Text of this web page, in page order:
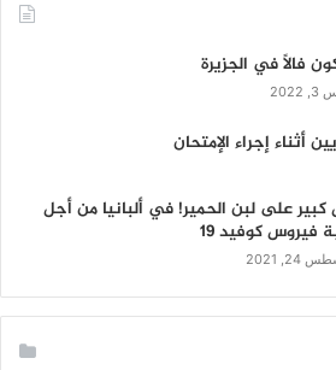
فالاً في الجزيرة
أثناء إجراء الإمتحان
كبير على لبن الحمير! في ألبانيا من أجل
فيروس كوفيد 19
24, 2021